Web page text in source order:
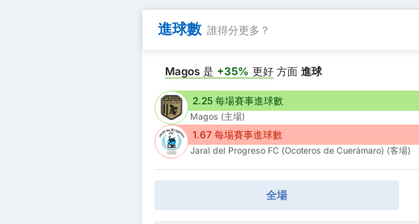
進球數 誰得分更多？
Magos 是 +35% 更好 方面進球
2.25 每場賽事進球數
Magos (主場)
1.67 每場賽事進球數
Jaral del Progreso FC (Ocoteros de Cuerámaro) (客場)
全場